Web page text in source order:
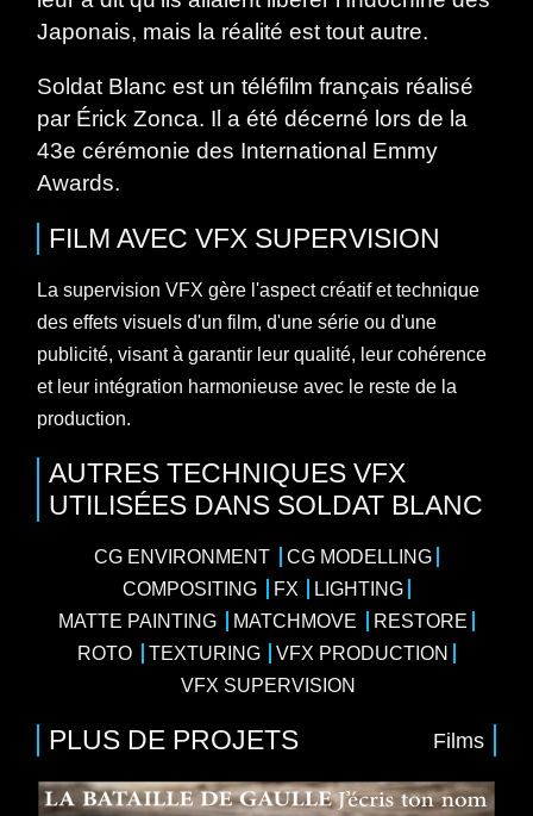
Japonais, mais la réalité est tout autre.
Soldat Blanc est un téléfilm français réalisé
par Érick Zonca. Il a été décerné lors de la
43e cérémonie des International Emmy
Awards.
FILM AVECVFX SUPERVISION
La supervision VFX gère l'aspect créatif et technique
des effets visuels d'un film, d'une série ou d'une
publicité, visant à garantir leur qualité, leur cohérence
et leur intégration harmonieuse avec le reste de la
production.
AUTRES TECHNIQUES VFX
UTILISÉES DANS SOLDAT BLANC
CG ENVIRONMENT
CG MODELLING
COMPOSITING
FX
LIGHTING
MATTE PAINTING
MATCHMOVE
RESTORE
ROTO
TEXTURING
VFX PRODUCTION
VFX SUPERVISION
PLUS DE PROJETS Films